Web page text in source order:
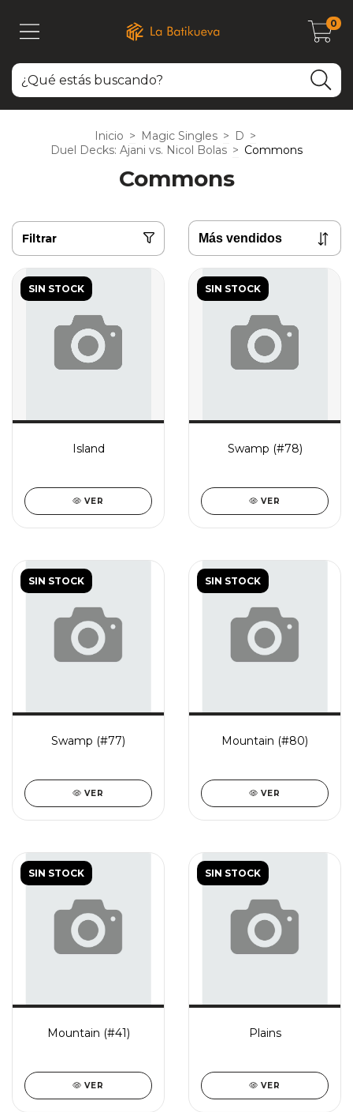
0
Inicio > Magic Singles > D >
Duel Decks: Ajani vs. Nicol Bolas > Commons
Commons
Filtrar
SIN STOCK
Island
VER
SIN STOCK
Swamp (#78)
VER
SIN STOCK
Swamp (#77)
VER
SIN STOCK
Mountain (#80)
VER
SIN STOCK
Mountain (#41)
VER
SIN STOCK
Plains
VER